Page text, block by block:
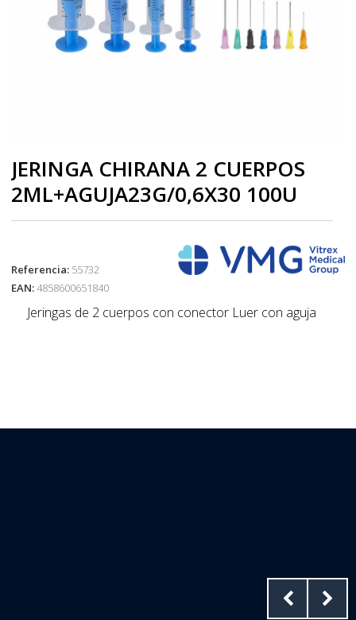
JERINGA CHIRANA 2 CUERPOS
2ML+AGUJA23G/0,6X30 100U
Referencia: 55732
EAN:4858600651840
Jeringas de 2 cuerpos con conector Luer con aguja